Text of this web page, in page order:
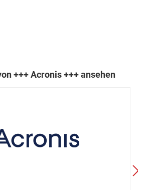
+++ Acronis +++ ansehen